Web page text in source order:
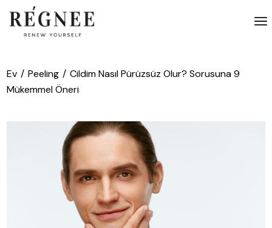
atla
Ev Peeling
Cildim Nasıl Pürüzsüz Olur? Sorusuna 9
Mükemmel Öneri